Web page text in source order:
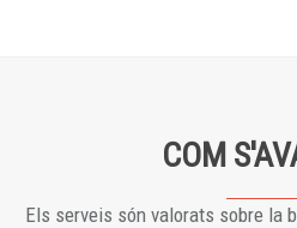
COM
Els serveis són valorats sobre la